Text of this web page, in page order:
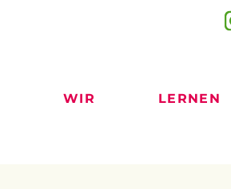
WIR LERNEN